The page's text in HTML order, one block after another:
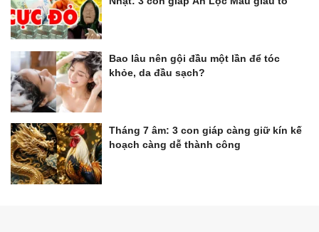
Bao lâu nên gội đầu một lần để tóc
khỏe, da đầu sạch?
Tháng 7 âm: 3 con giáp càng giữ kín kế
hoạch càng dễ thành công